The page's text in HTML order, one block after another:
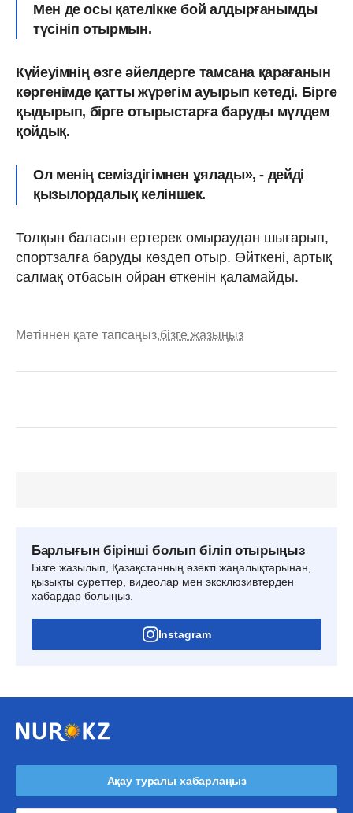
Мен де осы қателікке бой алдырғанымды
түсініп отырмын.
Күйеуімнің өзге әйелдерге тамсана қарағанын
көргенімде қатты жүрегім ауырып кетеді. Бірге
қыдырып, бірге отырыстарға баруды мүлдем
қойдық.
Ол менің семіздігімнен ұялады», - дейді
қызылордалық келіншек.
Толқын баласын ертерек омыраудан шығарып,
спортзалға баруды көздеп отыр. Өйткені, артық
салмақ отбасын ойран еткенін қаламайды.
Мәтіннен қате тапсаңыз,бізге жазыңыз
Барлығын бірінші болып біліп отырыңыз
Бізге жазылып, Қазақстанның өзекті жаңалықтарынан,
қызықты суреттер, видеолар мен эксклюзивтерден
хабардар болыңыз.
Instagram
Ақау туралы хабарлаңыз